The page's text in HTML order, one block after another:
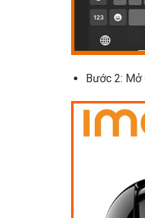
Bước 2: